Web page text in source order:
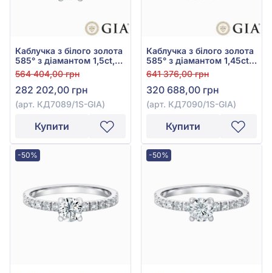
Каблучка з білого золота
585° з діамантом 1,5ct,
арт. КД7089/1S-GIA
564 404,00 грн
282 202,00 грн
(арт. КД7089/1S-GIA)
Купити
Каблучка з білого золота
585° з діамантом 1,45ct,
арт. КД7090/1S-GIA
641 376,00 грн
320 688,00 грн
(арт. КД7090/1S-GIA)
Купити
-50% -50%